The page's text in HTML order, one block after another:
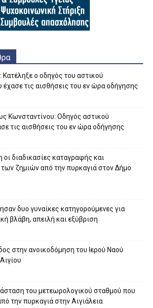
Κατέληξε ο οδηγός του αστικού
τις αισθήσεις του εν ώρα οδήγησης
Κωνσταντίνου: Οδηγός αστικού
τις αισθήσεις του εν ώρα οδήγησης
οι διαδικασίες καταγραφής και
ζημιών από την πυρκαγιά στον Δήμο
δυο γυναίκες κατηγορούμενες για
βλάβη, απειλή και εξύβριση
στην ανοικοδόμηση του Ιερού Ναού
του μετεωρολογικού σταθμού που
την πυρκαγιά στην Αιγιάλεια